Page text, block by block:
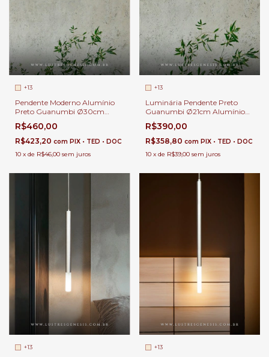
+13
Pendente Moderno Alumínio
Preto Guanumbi Ø30cm
Lâmpada GU10 MR11 Bivolt
Para Balcão de Cozinha
R$460,00
R$423,20 com PIX • TED • DOC
10 x de R$46,00 sem juros
+13
Luminária Pendente Preto
Guanumbi Ø21cm Alumínio
Lâmpada GU10 MR11 Bivolt
Para Balcão de Cozinha
R$390,00
R$358,80 com PIX • TED • DOC
10 x de R$39,00 sem juros
+13 +13